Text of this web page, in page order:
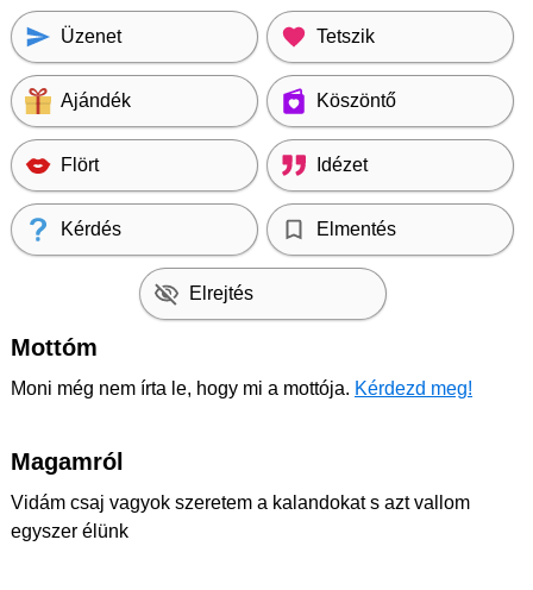
Üzenet Tetszik
Ajándék Köszöntő
Flört Idézet
Kérdés Elmentés
Elrejtés
Mottóm
Moni még nem írta le, hogy mi a mottója. Kérdezd meg!
Magamról
Vidám csaj vagyok szeretem a kalandokat s azt vallom
egyszer élünk